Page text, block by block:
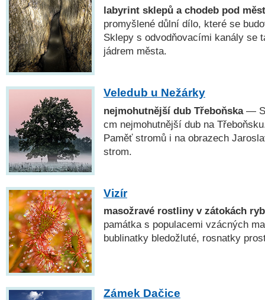
labyrint sklepů a chodeb pod
promyšlené důlní dílo, které se
Sklepy s odvodňovacími kanály se
jádrem města.
Veledub u Nežárky
nejmohutnější dub Třeboňska— S
cm nejmohutnější dub na
Paměť stromů i na obrazech
strom.
Vizír
masožravé rostliny v zátokách
památka s populacemi vzácných
bublinatky bledožluté, rosnatky
Zámek Dačice